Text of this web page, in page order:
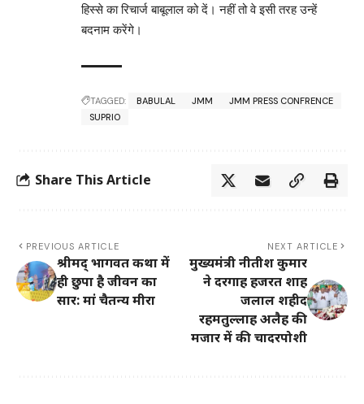
हिस्से का रिचार्ज बाबूलाल को दें। नहीं तो वे इसी तरह उन्हें
बदनाम करेंगे।
TAGGED: BABULAL JMM
JMM PRESS CONFRENCE
SUPRIO
Share This Article
PREVIOUS ARTICLE
श्रीमद् भागवत कथा में
ही छुपा है जीवन का
सार: मां चैतन्य मीरा
NEXT ARTICLE
मुख्यमंत्री नीतीश कुमार
ने दरगाह हजरत शाह
जलाल शहीद
रहमतुल्लाह अलैह की
मजार में की चादरपोशी